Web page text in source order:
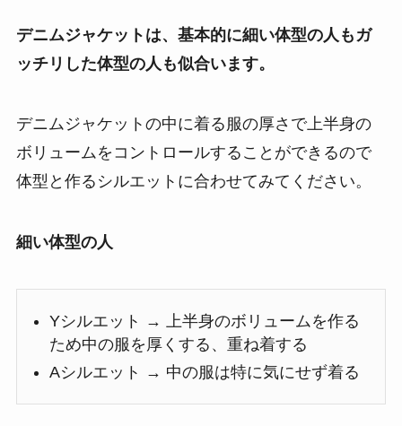
デニムジャケットは、基本的に細い体型の人もガ
ッチリした体型の人も似合います。
デニムジャケットの中に着る服の厚さで上半身の
ボリュームをコントロールすることができるので
体型と作るシルエットに合わせてみてください。
細い体型の人
Yシルエット → 上半身のボリュームを作る
ため中の服を厚くする、重ね着する
Aシルエット → 中の服は特に気にせず着る